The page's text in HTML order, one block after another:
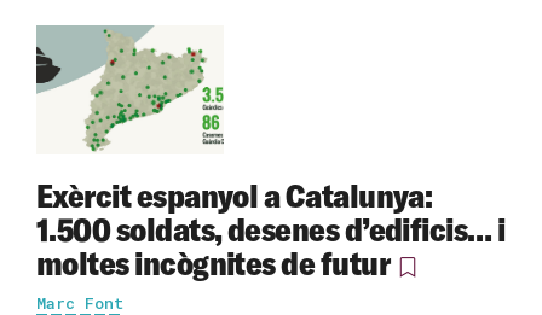
Exèrcit espanyol a Catalunya:
1.500 soldats, desenes d’edificis… i
moltes incògnites de futur
Marc Font